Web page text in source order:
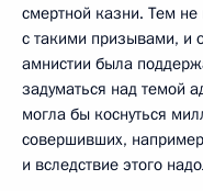
смертной казни. Тем
с такими призывами, и
амнистии была
задуматься над темой
могла бы коснуться
совершивших,
и вследствие этого